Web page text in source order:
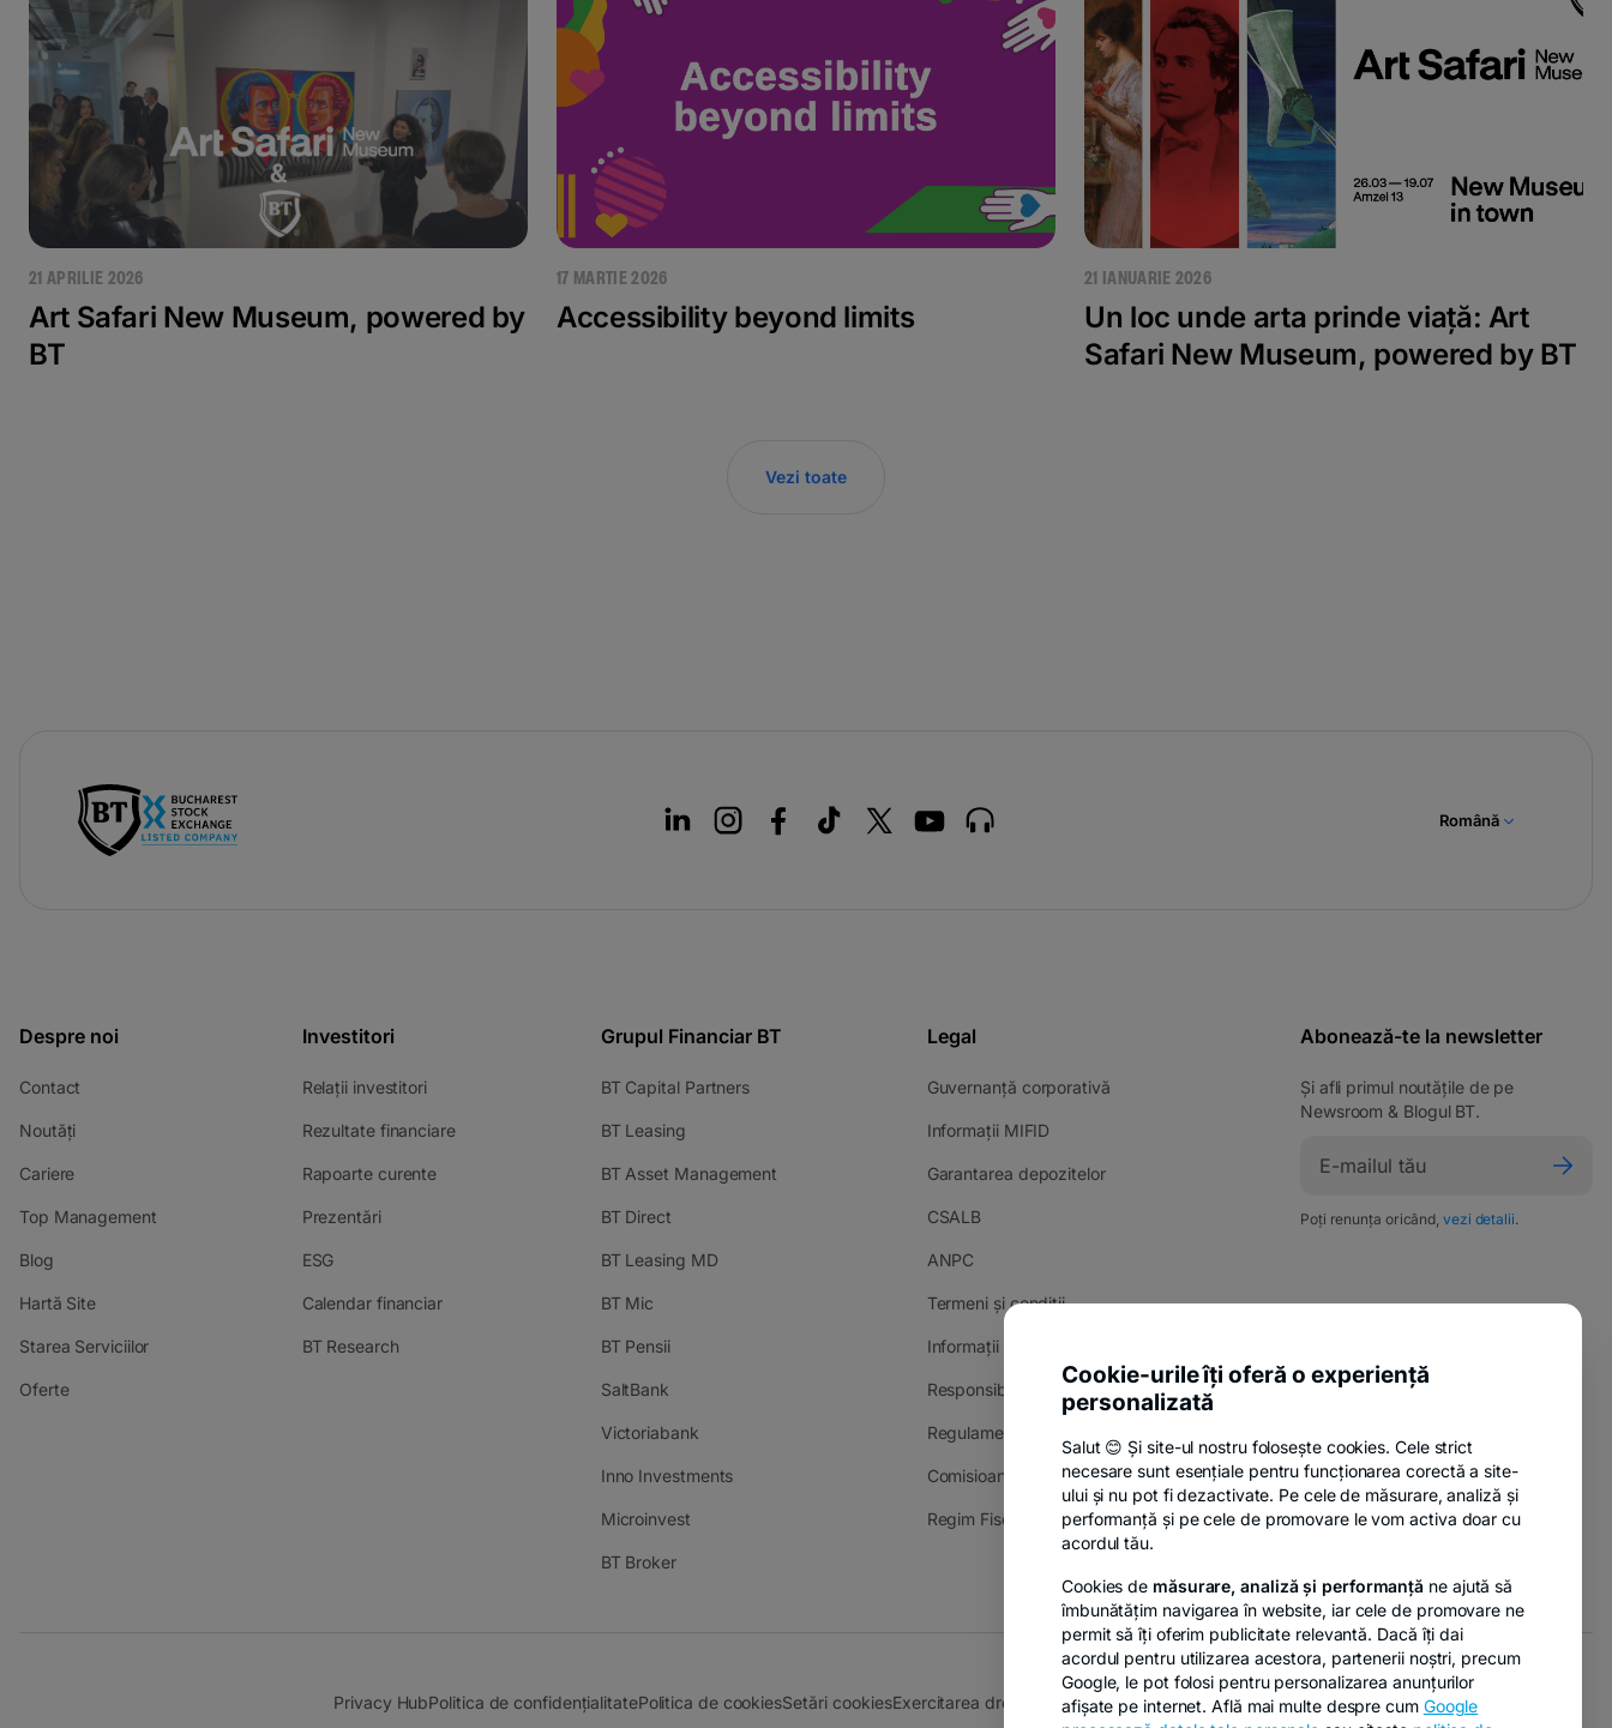
21 APRILIE 2026
Art Safari New Museum, powered by
BT
17 MARTIE 2026
Accessibility beyond limits
21 IANUARIE 2026
Un loc unde arta prinde viață: Art
Safari New Museum, powered by BT
Vezi toate
Română
Despre noi
Contact
Noutăți
Cariere
Top Management
Blog
Hartă Site
Starea Serviciilor
Oferte
Investitori
Relații investitori
Rezultate financiare
Rapoarte curente
Prezentări
ESG
Calendar financiar
BT Research
Grupul Financiar BT
BT Capital Partners
BT Leasing
BT Asset Management
BT Direct
BT Leasing MD
BT Mic
BT Pensii
SaltBank
Victoriabank
Inno Investments
Microinvest
BT Broker
Legal
Guvernanță corporativă
Informații MIFID
Garantarea depozitelor
CSALB
ANPC
Termeni și condiții
Informații și documente utile
Responsible Disclosure Policy
Regulamente campanii
Comisioane
Regim Fiscal Dobânzi
Abonează-te la newsletter
Și afli primul noutățile de pe
Newsroom & Blogul BT.
Poți renunța oricând, vezi detalii.
Privacy HubPolitica de confidențialitatePolitica de cookiesSetări cookiesExercitarea drepturilor GDPR Opțiuni de marketing
Cookie-urile îți oferă o experiență
personalizată
Salut 😊 Și site-ul nostru folosește cookies. Cele strict
necesare sunt esențiale pentru funcționarea corectă a site-
ului și nu pot fi dezactivate. Pe cele de măsurare, analiză și
performanță și pe cele de promovare le vom activa doar cu
acordul tău.
Cookies de măsurare, analiză și performanță ne ajută să
îmbunătățim navigarea în website, iar cele de promovare ne
permit să îți oferim publicitate relevantă. Dacă îți dai
acordul pentru utilizarea acestora, partenerii noștri, precum
Google, le pot folosi pentru personalizarea anunțurilor
afișate pe internet. Află mai multe despre cum Google